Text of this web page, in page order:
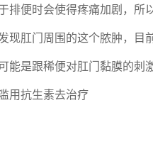
排便时会使得疼痛加剧，
现肛门周围的这个脓肿，
是跟稀便对肛门黏膜的刺
用抗生素去治疗